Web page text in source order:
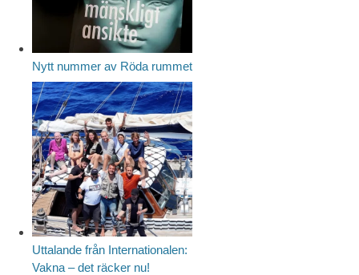
Nytt nummer av Röda rummet
Uttalande från Internationalen:
Vakna – det räcker nu!